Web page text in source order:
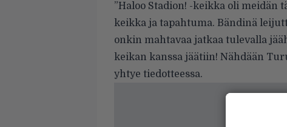
”Haloo Stadion! -keikka oli
keikka ja tapahtuma. Bändinä
onkin mahtavaa jatkaa tulevalla
keikan kanssa jäätiin! Nähdään
yhtye tiedotteessa.